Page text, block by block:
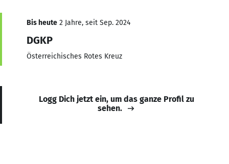
Bis heute 2 Jahre, seit Sep. 2024
DGKP
Österreichisches Rotes Kreuz
Logg Dich jetzt ein, um das ganze Profil zu
sehen.